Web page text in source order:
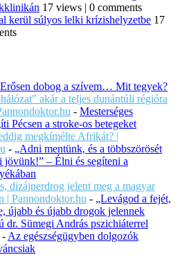
17 views | 0 comments
kerül súlyos lelki krízishelyzetbe 17
Erősen dobog a szívem… Mit tegyek?
akár a teljes dunántúli régióra
- Mesterséges
Pécsen a stroke-os betegeket
megkímélte Afrikát? |
- „Adni mentünk, és a többszörösét
jövünk!” – Élni és segíteni a
dizájnerdrog jelent meg a magyar
| Pannondoktor.hu - „Levágod a fejét,
újabb és újabb drogok jelennek
Sümegi András pszichiáterrel
- Az egészségügyben dolgozók